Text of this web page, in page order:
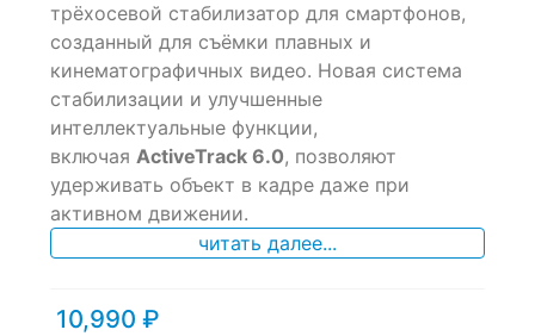
based
on
customer
ratings
трёхосевой стабилизатор для смартфонов,
созданный для съёмки плавных и
кинематографичных видео. Новая система
стабилизации и улучшенные
интеллектуальные функции,
включая ActiveTrack 6.0, позволяют
удерживать объект в кадре даже при
активном движении.
читать далее...
10,990 ₽